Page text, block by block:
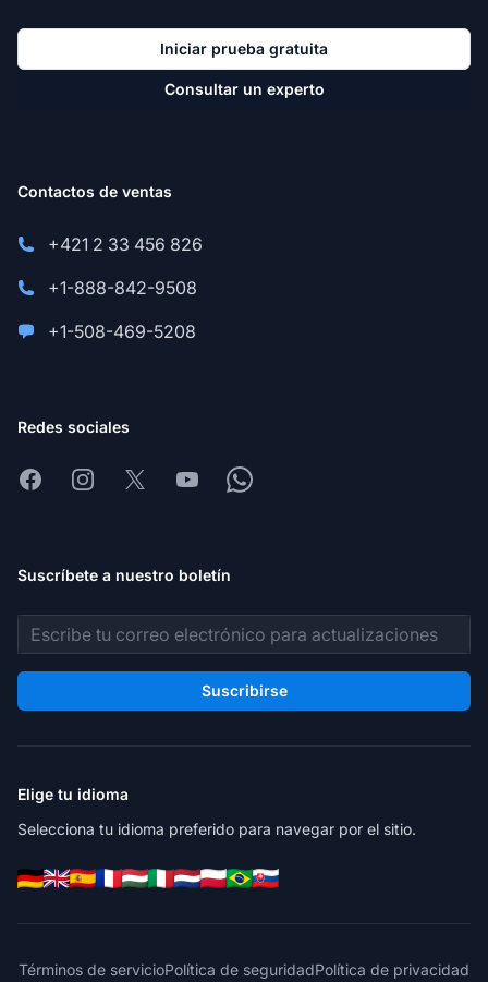
Iniciar prueba gratuita
Consultar un experto
Contactos de ventas
+421 2 33 456 826
+1-888-842-9508
+1-508-469-5208
Redes sociales
FacebookInstagram
X YoutubeWhatsapp
Suscríbete a nuestro boletín
Dirección de correo electrónico
Suscribirse
Elige tu idioma
Selecciona tu idioma preferido para navegar por el sitio.
Términos de servicioPolítica de seguridadPolítica de privacidad